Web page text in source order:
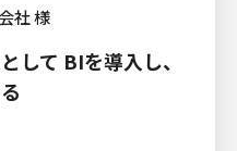
社 様
して BIを導入し、